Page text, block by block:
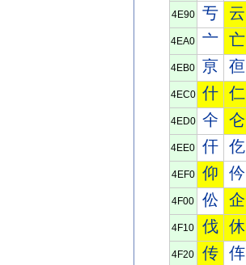
4E90 亐 云
4EA0 亠 亡
4EB0 亰 亱
4EC0 什 仁
4ED0 仐 仑
4EE0 仠 仡
4EF0 仰 仱
4F00 伀 企
4F10 伐 休
4F20 传 伡